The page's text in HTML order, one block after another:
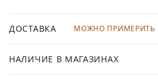
ДОСТАВКА МОЖНО ПРИМЕРИТЬ
НАЛИЧИЕ В МАГАЗИНАХ